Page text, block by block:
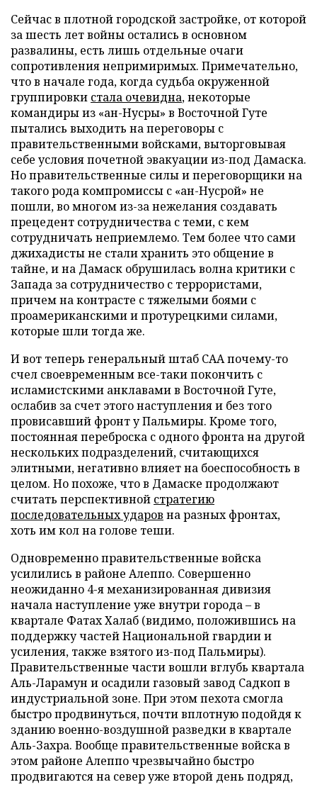
Сейчас в плотной городской застройке, от которой
за шесть лет войны остались в основном
развалины, есть лишь отдельные очаги
сопротивления непримиримых. Примечательно,
что в начале года, когда судьба окруженной
группировки стала очевидна, некоторые
командиры из «ан-Нусры» в Восточной Гуте
пытались выходить на переговоры с
правительственными войсками, выторговывая
себе условия почетной эвакуации из-под Дамаска.
Но правительственные силы и переговорщики на
такого рода компромиссы с «ан-Нусрой» не
пошли, во многом из-за нежелания создавать
прецедент сотрудничества с теми, с кем
сотрудничать неприемлемо. Тем более что сами
джихадисты не стали хранить это общение в
тайне, и на Дамаск обрушилась волна критики с
Запада за сотрудничество с террористами,
причем на контрасте с тяжелыми боями с
проамериканскими и протурецкими силами,
которые шли тогда же.
И вот теперь генеральный штаб САА почему-то
счел своевременным все-таки покончить с
исламистскими анклавами в Восточной Гуте,
ослабив за счет этого наступления и без того
провисавший фронт у Пальмиры. Кроме того,
постоянная переброска с одного фронта на другой
нескольких подразделений, считающихся
элитными, негативно влияет на боеспособность в
целом. Но похоже, что в Дамаске продолжают
считать перспективной стратегию
последовательных ударов на разных фронтах,
хоть им кол на голове теши.
Одновременно правительственные войска
усилились в районе Алеппо. Совершенно
неожиданно 4-я механизированная дивизия
начала наступление уже внутри города – в
квартале Фатах Халаб (видимо, положившись на
поддержку частей Национальной гвардии и
усиления, также взятого из-под Пальмиры).
Правительственные части вошли вглубь квартала
Аль-Ларамун и осадили газовый завод Садкоп в
индустриальной зоне. При этом пехота смогла
быстро продвинуться, почти вплотную подойдя к
зданию военно-воздушной разведки в квартале
Аль-Захра. Вообще правительственные войска в
этом районе Алеппо чрезвычайно быстро
продвигаются на север уже второй день подряд,